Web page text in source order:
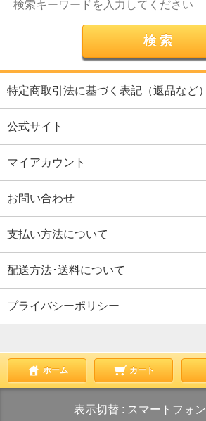
特定商取引法に基づく表記（返品など）
公式サイト
マイアカウント
お問い合わせ
支払い方法について
配送方法･送料について
プライバシーポリシー
ホーム カート
表示切替 : スマートフォン